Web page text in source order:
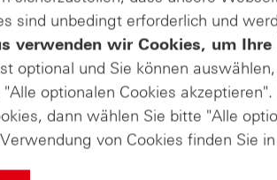
sind unbedingt erforderlich und
verwenden wir Cookies, um
optional und Sie können
optionalen Cookies
dann wählen Sie bitte "Alle
von Cookies finden Sie